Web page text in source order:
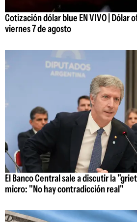
Cotización dólar blue EN VIVO | Dólar
viernes 7 de agosto
El Banco Central sale a discutir la
micro: "No hay contradicción real"